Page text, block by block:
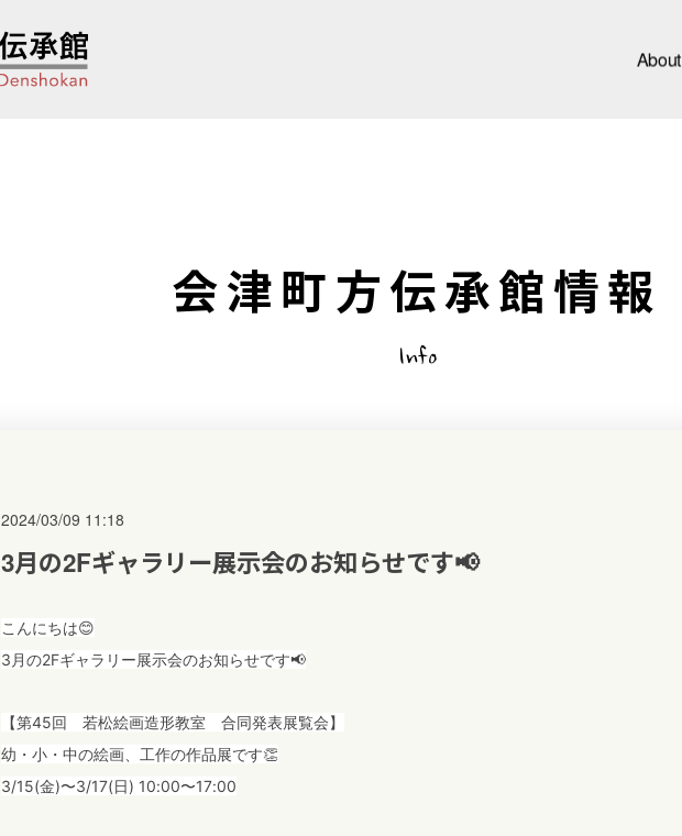
About
会津町方伝承館情報
Info
3月の2Fギャラリー展示会のお知らせです📢
2024/03/09 11:18
こんにちは😊
3月の2Fギャラリー展示会のお知らせです📢
【第45回 若松絵画造形教室 合同発表展覧会】
幼・小・中の絵画、工作の作品展です👏
3/15(金)〜3/17(日) 10:00〜17:00